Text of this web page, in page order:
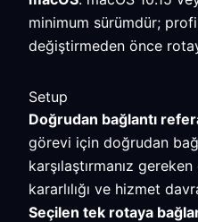
minimum sürümdür;
değiştirmeden önce
Setup
Doğrudan bağlantı
görevi için doğrudan
karşılaştırmanız
kararlılığı ve hizmet
Seçilen tek rotaya